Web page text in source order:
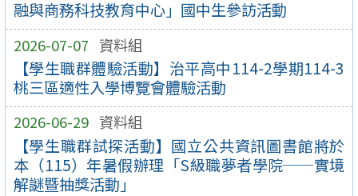
融與商務科技教育中心」國中生參訪活動
2026-07-07 資料組
【學生職群體驗活動】治平高中114-2學期114-3
桃三區適性入學博覽會體驗活動
2026-06-29 資料組
【學生職群試探活動】國立公共資訊圖書館將於
本（115）年暑假辦理「S級職夢者學院──實境
解謎暨抽獎活動」